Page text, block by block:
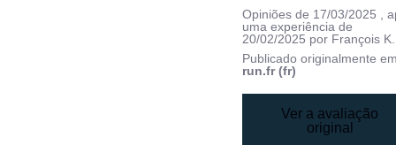
Opiniões de 17/03/2025
,
uma experiência de
20/02/2025 por François K.
Publicado originalmente
run.fr (fr)
Ver a avaliação
original